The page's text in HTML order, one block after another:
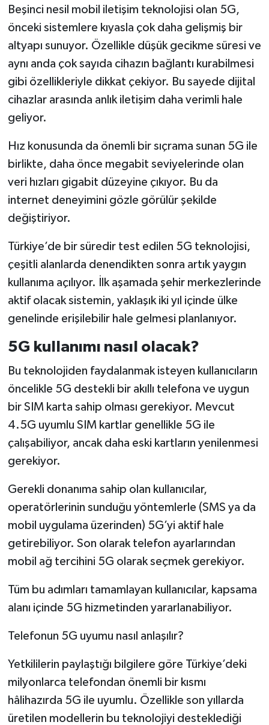
Beşinci nesil mobil iletişim teknolojisi olan 5G,
önceki sistemlere kıyasla çok daha gelişmiş bir
altyapı sunuyor. Özellikle düşük gecikme süresi ve
aynı anda çok sayıda cihazın bağlantı kurabilmesi
gibi özellikleriyle dikkat çekiyor. Bu sayede dijital
cihazlar arasında anlık iletişim daha verimli hale
geliyor.
Hız konusunda da önemli bir sıçrama sunan 5G ile
birlikte, daha önce megabit seviyelerinde olan
veri hızları gigabit düzeyine çıkıyor. Bu da
internet deneyimini gözle görülür şekilde
değiştiriyor.
Türkiye’de bir süredir test edilen 5G teknolojisi,
çeşitli alanlarda denendikten sonra artık yaygın
kullanıma açılıyor. İlk aşamada şehir merkezlerinde
aktif olacak sistemin, yaklaşık iki yıl içinde ülke
genelinde erişilebilir hale gelmesi planlanıyor.
5G kullanımı nasıl olacak?
Bu teknolojiden faydalanmak isteyen kullanıcıların
öncelikle 5G destekli bir akıllı telefona ve uygun
bir SIM karta sahip olması gerekiyor. Mevcut
4.5G uyumlu SIM kartlar genellikle 5G ile
çalışabiliyor, ancak daha eski kartların yenilenmesi
gerekiyor.
Gerekli donanıma sahip olan kullanıcılar,
operatörlerinin sunduğu yöntemlerle (SMS ya da
mobil uygulama üzerinden) 5G’yi aktif hale
getirebiliyor. Son olarak telefon ayarlarından
mobil ağ tercihini 5G olarak seçmek gerekiyor.
Tüm bu adımları tamamlayan kullanıcılar, kapsama
alanı içinde 5G hizmetinden yararlanabiliyor.
Telefonun 5G uyumu nasıl anlaşılır?
Yetkililerin paylaştığı bilgilere göre Türkiye’deki
milyonlarca telefondan önemli bir kısmı
hâlihazırda 5G ile uyumlu. Özellikle son yıllarda
üretilen modellerin bu teknolojiyi desteklediği